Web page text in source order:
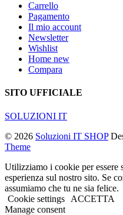
Carrello
Pagamento
Il mio account
Newsletter
Wishlist
Home new
Compara
SITO UFFICIALE
SOLUZIONI IT
© 2026 Soluzioni IT SHOP
Theme
Utilizziamo i cookie per essere
esperienza sul nostro sito. Se
assumiamo che tu ne sia felice.
Cookie settings
ACCETTA
Manage consent